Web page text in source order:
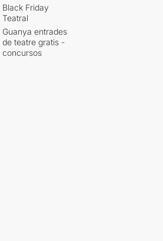
Black Friday
Teatral
Guanya entrades
de teatre gratis -
concursos